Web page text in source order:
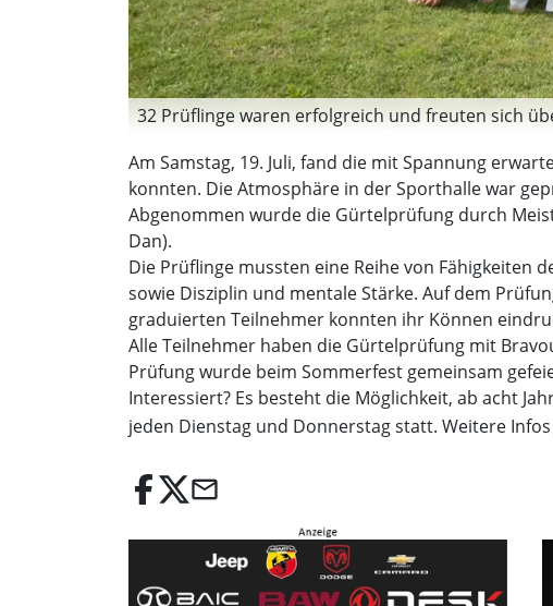
32 Prüflinge waren erfolgreich und freuten sich
Am Samstag, 19. Juli, fand die mit Spannung
konnten. Die Atmosphäre in der Sporthalle war
Abgenommen wurde die Gürtelprüfung durch
Dan).
Die Prüflinge mussten eine Reihe von Fähigkeiten
sowie Disziplin und mentale Stärke. Auf dem
graduierten Teilnehmer konnten ihr Können
Alle Teilnehmer haben die Gürtelprüfung mit
Prüfung wurde beim Sommerfest gemeinsam
Interessiert? Es besteht die Möglichkeit, ab acht
jeden Dienstag und Donnerstag statt. Weitere
email